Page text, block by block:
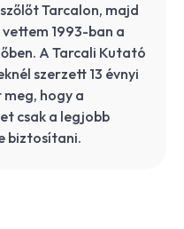
Tarcalon, majd
1993-ban a
A Tarcali Kutató
szerzett 13 évnyi
hogy a
csak a legjobb
biztosítani.